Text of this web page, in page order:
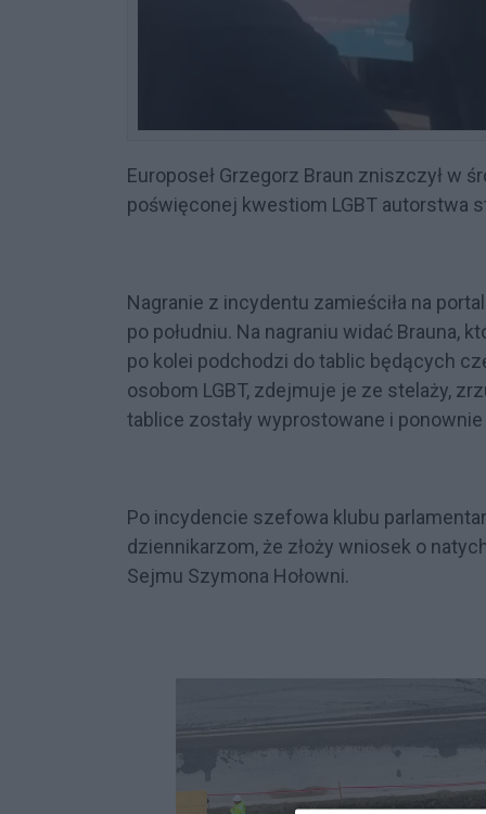
Europoseł Grzegorz Braun zniszczył w
poświęconej kwestiom LGBT autorstwa
Nagranie z incydentu zamieściła na
po południu. Na nagraniu widać Brauna,
po kolei podchodzi do tablic będących
osobom LGBT, zdejmuje je ze stelaży,
tablice zostały wyprostowane i
Po incydencie szefowa klubu
dziennikarzom, że złoży wniosek o
Sejmu Szymona Hołowni.